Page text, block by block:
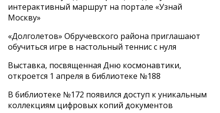
интерактивный маршрут на портале «Узнай
Москву»
«Долголетов» Обручевского района приглашают
обучиться игре в настольный теннис с нуля
Выставка, посвященная Дню космонавтики,
откроется 1 апреля в библиотеке №188
В библиотеке №172 появился доступ к уникальным
коллекциям цифровых копий документов